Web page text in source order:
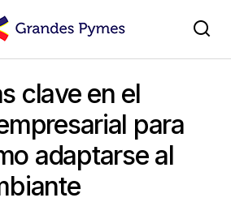
al futuro cambiante
clave en el
para
adaptarse al